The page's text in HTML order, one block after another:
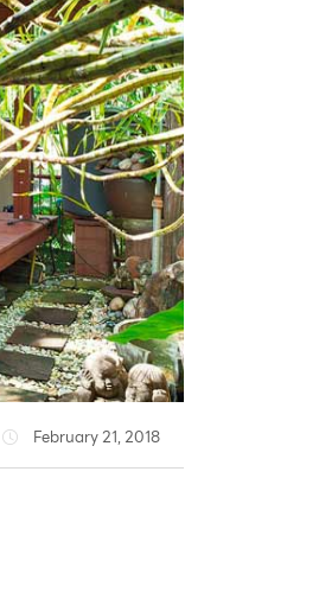
February 21, 2018